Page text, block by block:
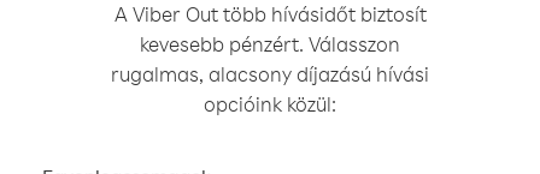
A Viber Out több hívásidőt biztosít
kevesebb pénzért. Válasszon
rugalmas, alacsony díjazású hívási
opcióink közül: